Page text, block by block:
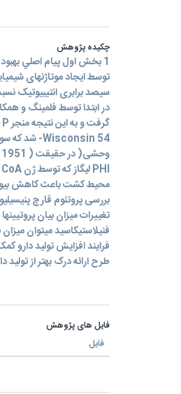
چکیده پژوهش
1 بخش اول پيام اصلي
توسط ایجاد موتاژنهای
سیصد برابری انتیبیوتیک
در ابتدا توسط فلمینگ و
محیط کشت باعث کاهش
بررسی پروتئوم قارچ
تغییرات میزان بیان
فنیلاستیکاسید میتوان
فرایند افزایش تولید دارو
طرح ارائه درک بهتر از
فایل های پژوهش
فایل